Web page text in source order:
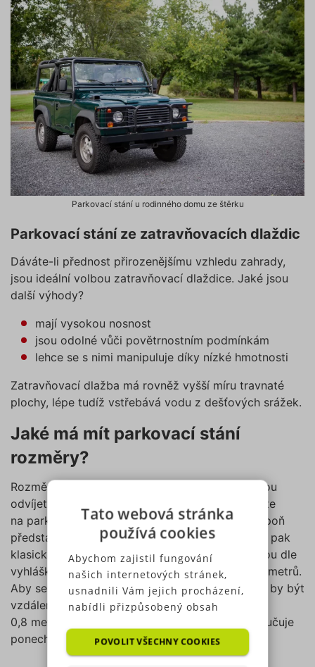
Parkovací stání u rodinného domu ze štěrku
Parkovací stání ze zatravňovacích dlaždic
Dáváte-li přednost přirozenějšímu vzhledu zahrady,
jsou ideální volbou zatravňovací dlaždice. Jaké jsou
další výhody?
mají vysokou nosnost
jsou odolné vůči povětrnostním podmínkám
lehce se s nimi manipuluje díky nízké hmotnosti
Zatravňovací dlažba má rovněž vyšší míru travnaté
plochy, lépe tudíž vstřebává vodu z dešťových srážek.
Jaké má mít parkovací stání
rozměry?
Rozměry parkovacího stání se samozřejmě budou
odvíjet od množství aut či prostoru, který můžete
na parkovací stání využít. Abyste si utvořili alespoň
představu, jaké má mít parkovací stání rozměry, pak
klasická parkovací místa u obchodních domů jsou dle
vyhlášky široká minimálně 2,5 metru a dlouhá 5 metrů.
Aby se vám pohodlně vystupovalo z vozu, měla by být
vzdálenost od dveří a případné stěny alespoň
0,8 metru. U přední a zadní části vozu se doporučuje
ponechat volný prostor o šíři zhruba 0,6 metru.
Tato webová stránka
používá cookies
Abychom zajistil fungování
našich internetových stránek,
usnadnili Vám jejich procházení,
nabídli přizpůsobený obsah
analyzovat návštěvnost,
využíváme soubory cookies,
POVOLIT VŠECHNY COOKIES